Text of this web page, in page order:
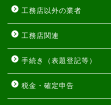
工務店以外の業者
工務店関連
手続き（表題登記等）
税金・確定申告